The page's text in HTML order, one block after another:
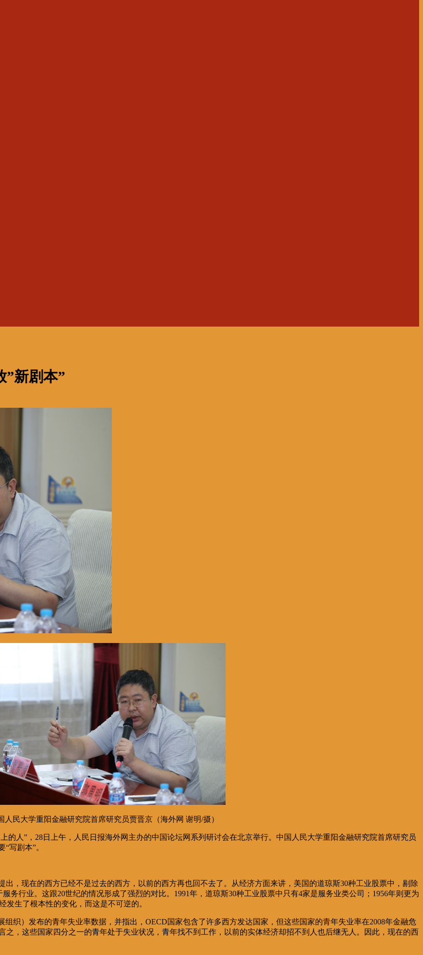
”新剧本”
人民大学重阳金融研究院首席研究员贾晋京（海外网 谢明/摄）
的人”，28日上午，人民日报海外网主办的中国论坛网系列研讨会在北京举行。中国人民大学重阳金融研究院首席研究员
写剧本”。
，现在的西方已经不是过去的西方，以前的西方再也回不去了。从经济方面来讲，美国的道琼斯30种工业股票中，剔除
务行业。这跟20世纪的情况形成了强烈的对比。1991年，道琼斯30种工业股票中只有4家是服务业类公司；1956年则更为
生了根本性的变化，而这是不可逆的。
织）发布的青年失业率数据，并指出，OECD国家包含了许多西方发达国家，但这些国家的青年失业率在2008年金融危
之，这些国家四分之一的青年处于失业状况，青年找不到工作，以前的实体经济却招不到人也后继无人。因此，现在的西